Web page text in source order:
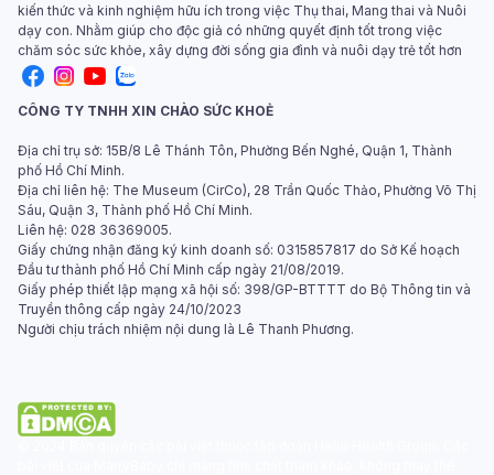
kiến thức và kinh nghiệm hữu ích trong việc Thụ thai, Mang thai và Nuôi
dạy con. Nhằm giúp cho độc giả có những quyết định tốt trong việc
chăm sóc sức khỏe, xây dựng đời sống gia đình và nuôi dạy trẻ tốt hơn
CÔNG TY TNHH XIN CHÀO SỨC KHOẺ
Địa chỉ trụ sở: 15B/8 Lê Thánh Tôn, Phường Bến Nghé, Quận 1, Thành
phố Hồ Chí Minh.
Địa chỉ liên hệ: The Museum (CirCo), 28 Trần Quốc Thảo, Phường Võ Thị
Sáu, Quận 3, Thành phố Hồ Chí Minh.
Liên hệ: 028 36369005.
Giấy chứng nhận đăng ký kinh doanh số: 0315857817 do Sở Kế hoạch
Đầu tư thành phố Hồ Chí Minh cấp ngày 21/08/2019.
Giấy phép thiết lập mạng xã hội số: 398/GP-BTTTT do Bộ Thông tin và
Truyền thông cấp ngày 24/10/2023
Người chịu trách nhiệm nội dung là Lê Thanh Phương.